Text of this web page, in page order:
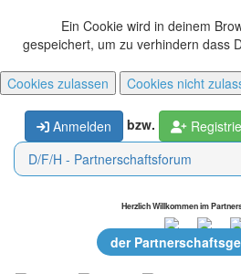
Ein Cookie wird in deinem
gespeichert, um zu verhindern dass
Anmelden bzw.
D/F/H - Partnerschaftsforum
Herzlich Willkommen im
der